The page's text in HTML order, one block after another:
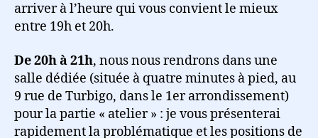
arriver à l’heure qui vous convient le mieux
entre 19h et 20h.
De 20h à 21h, nous nous rendrons dans une
salle dédiée (située à quatre minutes à pied, au
9 rue de Turbigo, dans le 1er arrondissement)
pour la partie « atelier » : je vous présenterai
rapidement la problématique et les positions de